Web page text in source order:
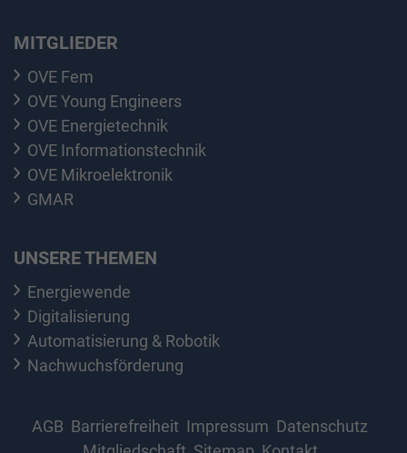
MITGLIEDER
OVE Fem
OVE Young Engineers
OVE Energietechnik
OVE Informationstechnik
OVE Mikroelektronik
GMAR
UNSERE THEMEN
Energiewende
Digitalisierung
Automatisierung & Robotik
Nachwuchsförderung
AGB Barrierefreiheit Impressum Datenschutz